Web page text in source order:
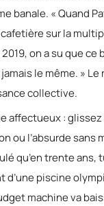
banale. « Quand
sur la
on a su que ce
le même. » Le
collective.
affectueux :
ou l’absurde sans
qu’en trente ans,
d’une piscine
machine va